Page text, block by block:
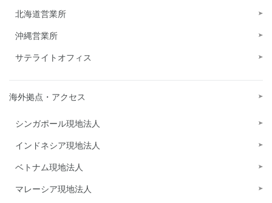
北海道営業所
沖縄営業所
サテライトオフィス
海外拠点・アクセス
シンガポール現地法人
インドネシア現地法人
ベトナム現地法人
マレーシア現地法人